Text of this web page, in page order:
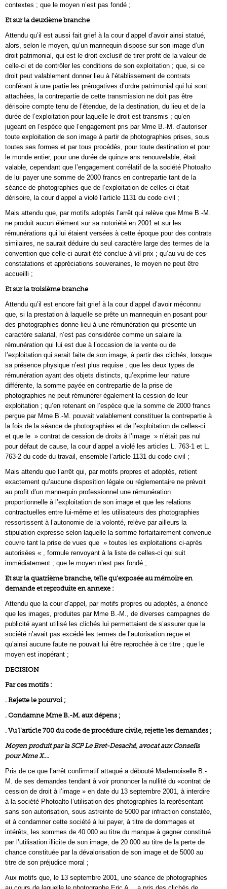
contextes ; que le moyen n’est pas fondé ;
Et sur la deuxième branche
Attendu qu’il est aussi fait grief à la cour d’appel d’avoir ainsi statué,
alors, selon le moyen, qu’un mannequin dispose sur son image d’un
droit patrimonial, qui est le droit exclusif de tirer profit de la valeur de
celle-ci et de contrôler les conditions de son exploitation ; que, si ce
droit peut valablement donner lieu à l’établissement de contrats
conférant à une partie les prérogatives d’ordre patrimonial qui lui sont
attachées, la contrepartie de cette transmission ne doit pas être
dérisoire compte tenu de l’étendue, de la destination, du lieu et de la
durée de l’exploitation pour laquelle le droit est transmis ; qu’en
jugeant en l’espèce que l’engagement pris par Mme B.-M. d’autoriser
toute exploitation de son image à partir de photographies prises, sous
toutes ses formes et par tous procédés, pour toute destination et pour
le monde entier, pour une durée de quinze ans renouvelable, était
valable, cependant que l’engagement corrélatif de la société Photoalto
de lui payer une somme de 2000 francs en contrepartie tant de la
séance de photographies que de l’exploitation de celles-ci était
dérisoire, la cour d’appel a violé l’article 1131 du code civil ;
Mais attendu que, par motifs adoptés l’arrêt qui relève que Mme B.-M.
ne produit aucun élément sur sa notoriété en 2001 et sur les
rémunérations qui lui étaient versées à cette époque pour des contrats
similaires, ne saurait déduire du seul caractère large des termes de la
convention que celle-ci aurait été conclue à vil prix ; qu’au vu de ces
constatations et appréciations souveraines, le moyen ne peut être
accueilli ;
Et sur la troisième branche
Attendu qu’il est encore fait grief à la cour d’appel d’avoir méconnu
que, si la prestation à laquelle se prête un mannequin en posant pour
des photographies donne lieu à une rémunération qui présente un
caractère salarial, n’est pas considérée comme un salaire la
rémunération qui lui est due à l’occasion de la vente ou de
l’exploitation qui serait faite de son image, à partir des clichés, lorsque
sa présence physique n’est plus requise ; que les deux types de
rémunération ayant des objets distincts, qu’exprime leur nature
différente, la somme payée en contrepartie de la prise de
photographies ne peut rémunérer également la cession de leur
exploitation ; qu’en retenant en l’espèce que la somme de 2000 francs
perçue par Mme B.-M. pouvait valablement constituer la contrepartie à
la fois de la séance de photographies et de l’exploitation de celles-ci
et que le » contrat de cession de droits à l’image » n’était pas nul
pour défaut de cause, la cour d’appel a violé les articles L. 763-1 et L.
763-2 du code du travail, ensemble l’article 1131 du code civil ;
Mais attendu que l’arrêt qui, par motifs propres et adoptés, retient
exactement qu’aucune disposition légale ou réglementaire ne prévoit
au profit d’un mannequin professionnel une rémunération
proportionnelle à l’exploitation de son image et que les relations
contractuelles entre lui-même et les utilisateurs des photographies
ressortissent à l’autonomie de la volonté, relève par ailleurs la
stipulation expresse selon laquelle la somme forfaitairement convenue
couvre tant la prise de vues que » toutes les exploitations ci-après
autorisées « , formule renvoyant à la liste de celles-ci qui suit
immédiatement ; que le moyen n’est pas fondé ;
Et sur la quatrième branche, telle qu’exposée au mémoire en
demande et reproduite en annexe :
Attendu que la cour d’appel, par motifs propres ou adoptés, a énoncé
que les images, produites par Mme B.-M., de diverses campagnes de
publicité ayant utilisé les clichés lui permettaient de s’assurer que la
société n’avait pas excédé les termes de l’autorisation reçue et
qu’ainsi aucune faute ne pouvait lui être reprochée à ce titre ; que le
moyen est inopérant ;
DECISION
Par ces motifs :
. Rejette le pourvoi ;
. Condamne Mme B.-M. aux dépens ;
. Vu l’article 700 du code de procédure civile, rejette les demandes ;
Moyen produit par la SCP Le Bret-Desaché, avocat aux Conseils
pour Mme X….
Pris de ce que l’arrêt confirmatif attaqué a débouté Mademoiselle B.-
M. de ses demandes tendant à voir prononcer la nullité du «contrat de
cession de droit à l’image » en date du 13 septembre 2001, à interdire
à la société Photoalto l’utilisation des photographies la représentant
sans son autorisation, sous astreinte de 5000 par infraction constatée,
et à condamner cette société à lui payer, à titre de dommages et
intérêts, les sommes de 40 000 au titre du manque à gagner constitué
par l’utilisation illicite de son image, de 20 000 au titre de la perte de
chance constituée par la dévalorisation de son image et de 5000 au
titre de son préjudice moral ;
Aux motifs que, le 13 septembre 2001, une séance de photographies